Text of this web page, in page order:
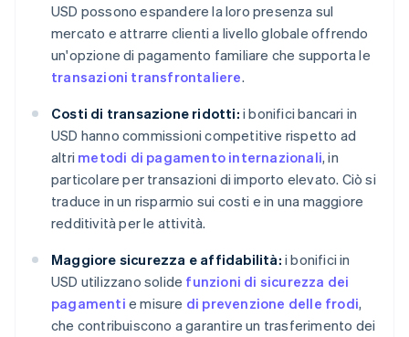
USD possono espandere la loro presenza sul
mercato e attrarre clienti a livello globale offrendo
un'opzione di pagamento familiare che supporta le
transazioni transfrontaliere.
Costi di transazione ridotti: i bonifici bancari in
USD hanno commissioni competitive rispetto ad
altri metodi di pagamento internazionali, in
particolare per transazioni di importo elevato. Ciò si
traduce in un risparmio sui costi e in una maggiore
redditività per le attività.
Maggiore sicurezza e affidabilità: i bonifici in
USD utilizzano solide funzioni di sicurezza dei
pagamenti e misure di prevenzione delle frodi,
che contribuiscono a garantire un trasferimento dei